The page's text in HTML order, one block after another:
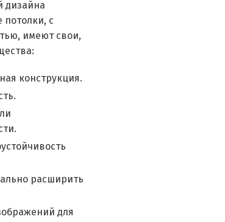
дизайна
с
имеют свои,
конструкция.
расширить
для